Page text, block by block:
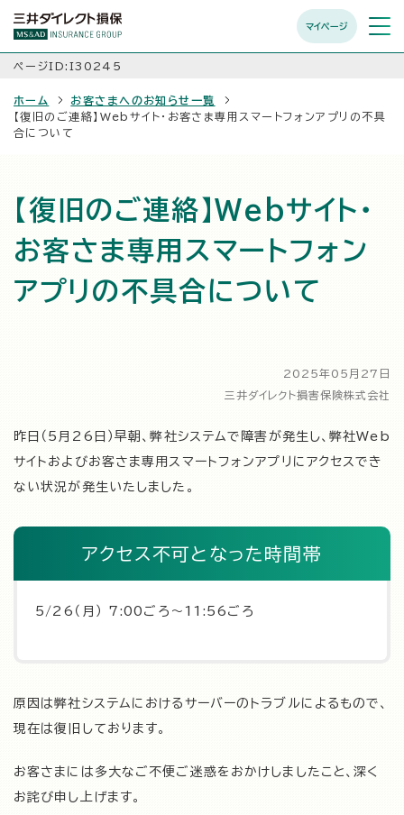
マイページ
メニュ
開く
ページID:I30245
ホーム
お客さまへのお知らせ一覧
【復旧のご連絡】Webサイト・お客さま専用スマートフォンアプリの不具
合について
【復旧のご連絡】Webサイト・
お客さま専用スマートフォン
アプリの不具合について
2025年05月27日
三井ダイレクト損害保険株式会社
昨日（5月26日）早朝、弊社システムで障害が発生し、弊社Web
サイトおよびお客さま専用スマートフォンアプリにアクセスでき
ない状況が発生いたしました。
アクセス不可となった時間帯
5/26（月） 7:00ごろ～11:56ごろ
原因は弊社システムにおけるサーバーのトラブルによるもので、
現在は復旧しております。
お客さまには多大なご不便ご迷惑をおかけしましたこと、深く
お詫び申し上げます。